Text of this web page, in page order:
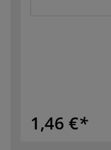
1,46 €